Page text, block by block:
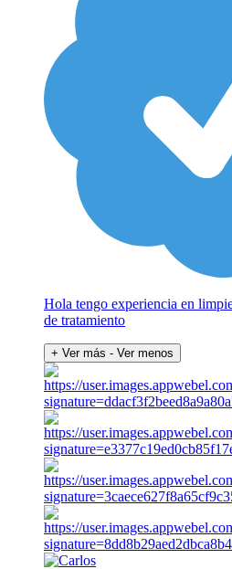
Hola tengo experiencia en
de tratamiento
+ Ver más - Ver menos